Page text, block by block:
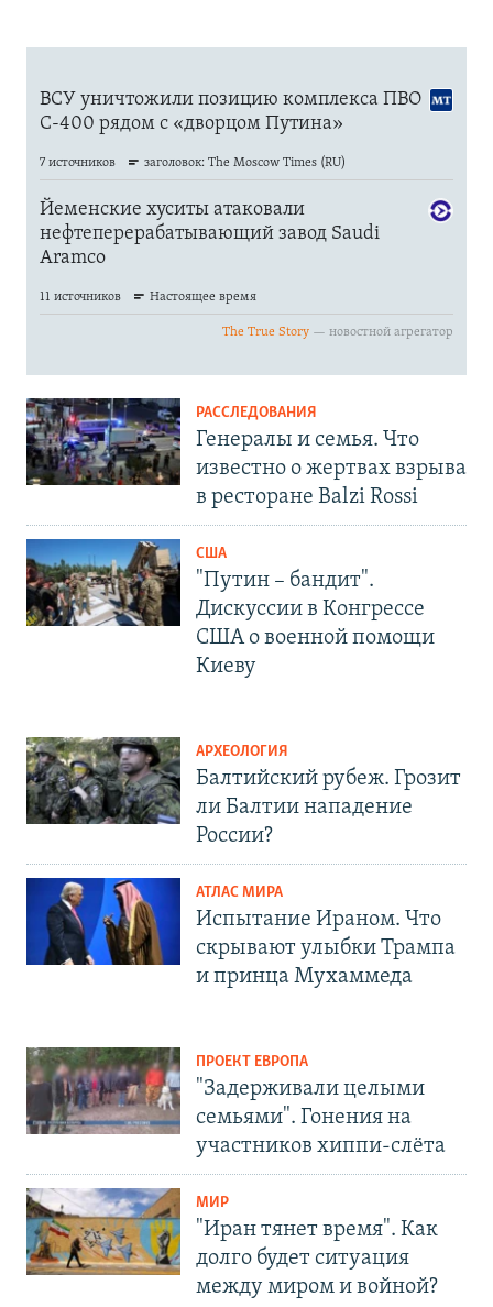
РАССЛЕДОВАНИЯ
Генералы и семья. Что
известно о жертвах взрыва
в ресторане Balzi Rossi
США
"Путин – бандит".
Дискуссии в Конгрессе
США о военной помощи
Киеву
АРХЕОЛОГИЯ
Балтийский рубеж. Грозит
ли Балтии нападение
России?
АТЛАС МИРА
Испытание Ираном. Что
скрывают улыбки Трампа
и принца Мухаммеда
ПРОЕКТ ЕВРОПА
"Задерживали целыми
семьями". Гонения на
участников хиппи-слёта
МИР
"Иран тянет время". Как
долго будет ситуация
между миром и войной?